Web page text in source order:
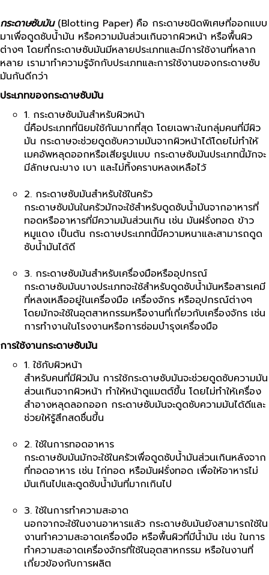
กระดาษซับมัน(Blotting Paper) คือ กระดาษชนิดพิเศษที่ออกแบบ
มาเพื่อดูดซับน้ำมัน หรือความมันส่วนเกินจากผิวหน้า หรือพื้นผิว
ต่างๆ โดยที่กระดาษซับมันมีหลายประเภทและมีการใช้งานที่หลาก
หลาย เรามาทำความรู้จักกับประเภทและการใช้งานของกระดาษซับ
มันกันดีกว่า
ประเภทของกระดาษซับมัน
1. กระดาษซับมันสำหรับผิวหน้า
นี่คือประเภทที่นิยมใช้กันมากที่สุด โดยเฉพาะในกลุ่มคนที่มีผิว
มัน กระดาษจะช่วยดูดซับความมันจากผิวหน้าได้โดยไม่ทำให้
เมคอัพหลุดออกหรือเสียรูปแบบ กระดาษซับมันประเภทนี้มักจะ
มีลักษณะบาง เบา และไม่ทิ้งคราบหลงเหลือไว้
2. กระดาษซับมันสำหรับใช้ในครัว
กระดาษซับมันในครัวมักจะใช้สำหรับดูดซับน้ำมันจากอาหารที่
ทอดหรืออาหารที่มีความมันส่วนเกิน เช่น มันฝรั่งทอด ข้าว
หมูแดง เป็นต้น กระดาษประเภทนี้มีความหนาและสามารถดูด
ซับน้ำมันได้ดี
3. กระดาษซับมันสำหรับเครื่องมือหรืออุปกรณ์
กระดาษซับมันบางประเภทจะใช้สำหรับดูดซับน้ำมันหรือสารเคมี
ที่หลงเหลืออยู่ในเครื่องมือ เครื่องจักร หรืออุปกรณ์ต่างๆ
โดยมักจะใช้ในอุตสาหกรรมหรืองานที่เกี่ยวกับเครื่องจักร เช่น
การทำงานในโรงงานหรือการซ่อมบำรุงเครื่องมือ
การใช้งานกระดาษซับมัน
1. ใช้กับผิวหน้า
สำหรับคนที่มีผิวมัน การใช้กระดาษซับมันจะช่วยดูดซับความมัน
ส่วนเกินจากผิวหน้า ทำให้หน้าดูแมตต์ขึ้น โดยไม่ทำให้เครื่อง
สำอางหลุดลอกออก กระดาษซับมันจะดูดซับความมันได้ดีและ
ช่วยให้รู้สึกสดชื่นขึ้น
2. ใช้ในการทอดอาหาร
กระดาษซับมันมักจะใช้ในครัวเพื่อดูดซับน้ำมันส่วนเกินหลังจาก
ที่ทอดอาหาร เช่น ไก่ทอด หรือมันฝรั่งทอด เพื่อให้อาหารไม่
มันเกินไปและดูดซับน้ำมันที่มากเกินไป
3. ใช้ในการทำความสะอาด
นอกจากจะใช้ในงานอาหารแล้ว กระดาษซับมันยังสามารถใช้ใน
งานทำความสะอาดเครื่องมือ หรือพื้นผิวที่มีน้ำมัน เช่น ในการ
ทำความสะอาดเครื่องจักรที่ใช้ในอุตสาหกรรม หรือในงานที่
เกี่ยวข้องกับการผลิต